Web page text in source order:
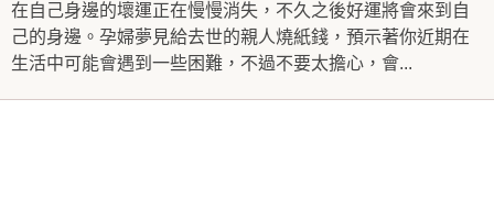
在自己身邊的壞運正在慢慢消失，不久之後好運將會來到自
己的身邊。孕婦夢見給去世的親人燒紙錢，預示著你近期在
生活中可能會遇到一些困難，不過不要太擔心，會...